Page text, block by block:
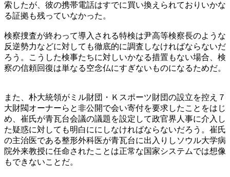
索したが、彼の携帯電話はすでに買い換えられておりいかな
る証拠も残っていなかった。
検察捜査が終わって導入される特検は尹高等検察長のような
反逆勢力などに対しても徹底的に調査しなければならないだ
ろう。こうした検事たちに対しいかなる措置もない場合、検
察の信頼回復は単なる空念仏にすぎないものになるためだ。
また、朴大統領がミル財団・Ｋスポーツ財団の設立を控え７
大財閥オーナーらと非公開で会い寄付を要求したことをはじ
め、崔氏が青瓦台会議の議題を設定して政官界人事に介入し
た疑惑に対しても明白ににしなければならないだろう。崔氏
の主治医である整形外科医が青瓦台に出入りしソウル大学病
院外来教授に任命されたことは正常な国家システムでは想像
もできないことだ。